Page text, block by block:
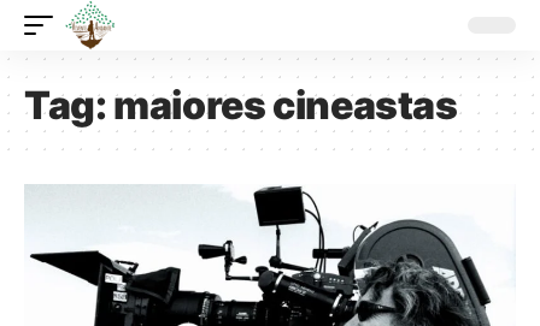
Tag:maiores cineastas